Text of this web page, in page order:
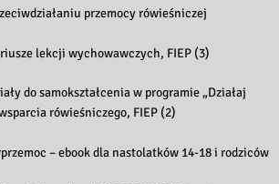
przemocy rówieśniczej
lekcji wychowawczych, FIEP (3)
do samokształcenia w programie „Działaj
rówieśniczego, FIEP (2)
– ebook dla nastolatków 14-18 i rodziców